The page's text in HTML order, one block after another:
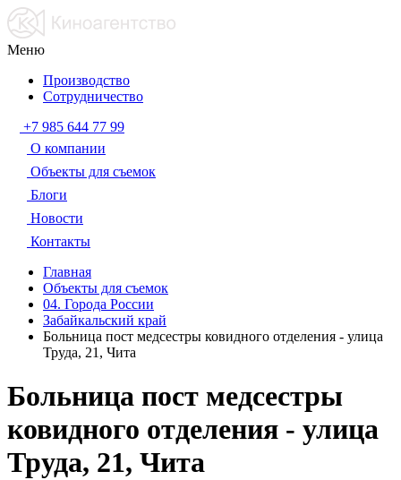
Меню
Производство
Сотрудничество
+7 985 644 77 99
О компании
Объекты для съемок
Блоги
Новости
Контакты
Главная
Объекты для съемок
04. Города России
Забайкальский край
Больница пост медсестры ковидного отделения - улица
Труда, 21, Чита
Больница пост медсестры
ковидного отделения - улица
Труда, 21, Чита